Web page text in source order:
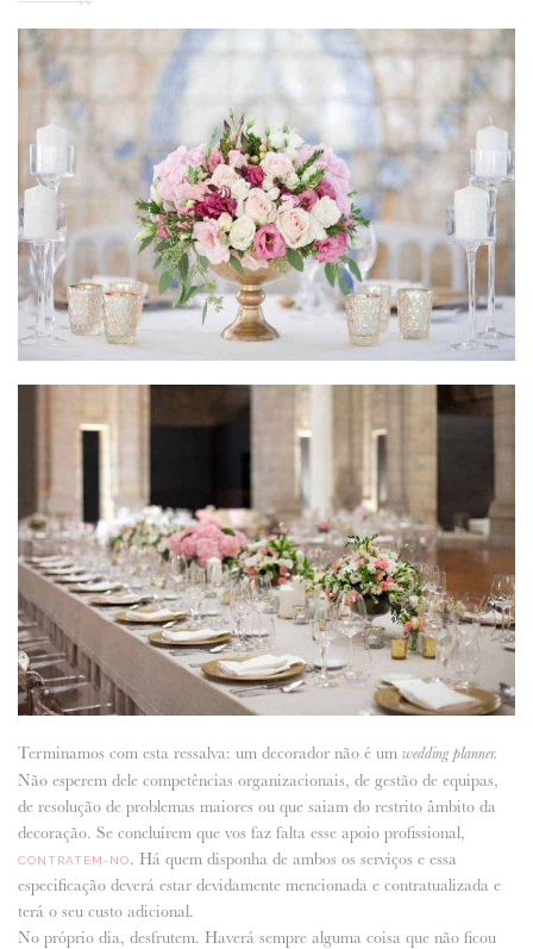
Terminamos com esta ressalva: um decorador não é um wedding planner.
Não esperem dele competências organizacionais, de gestão de equipas,
de resolução de problemas maiores ou que saiam do restrito âmbito da
decoração. Se concluírem que vos faz falta esse apoio profissional,
CONTRATEM-NO. Há quem disponha de ambos os serviços e essa
especificação deverá estar devidamente mencionada e contratualizada e
terá o seu custo adicional.
No próprio dia, desfrutem. Haverá sempre alguma coisa que não ficou